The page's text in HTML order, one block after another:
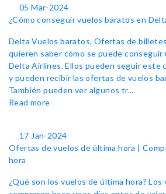
05 Mar-2024
¿Cómo conseguir vuelos baratos en
Delta Vuelos baratos, Ofertas de
quieren saber cómo se puede conseguir
Delta Airlines. Ellos pueden seguir este
y pueden recibir las ofertas de vuelos
También pueden ver algunos tr...
Read more
17 Jan-2024
Ofertas de vuelos de última hora |
hora
¿Qué son los vuelos de última hora? Los